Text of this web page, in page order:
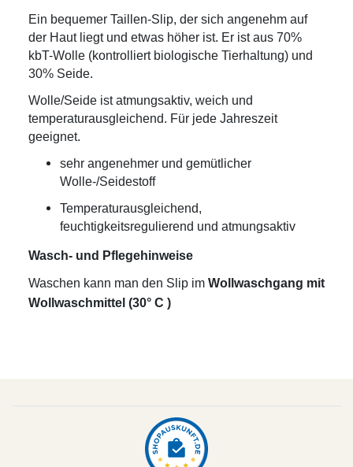
Ein bequemer Taillen-Slip, der sich angenehm auf
der Haut liegt und etwas höher ist. Er ist aus 70%
kbT-Wolle (kontrolliert biologische Tierhaltung) und
30% Seide.
Wolle/Seide ist atmungsaktiv, weich und
temperaturausgleichend. Für jede Jahreszeit
geeignet.
sehr angenehmer und gemütlicher
Wolle-/Seidestoff
Temperaturausgleichend,
feuchtigkeitsregulierend und atmungsaktiv
Wasch- und Pflegehinweise
Waschen kann man den Slip im Wollwaschgang mit
Wollwaschmittel (30° C )